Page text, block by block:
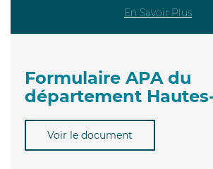
En Savoir Plus
Formulaire APA du
département
Voir le document